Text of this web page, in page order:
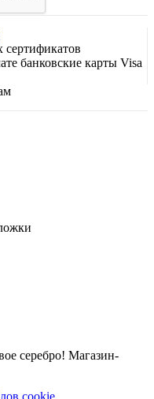
сертификатов
банковские карты Visa
серебро! Магазин-
cookie